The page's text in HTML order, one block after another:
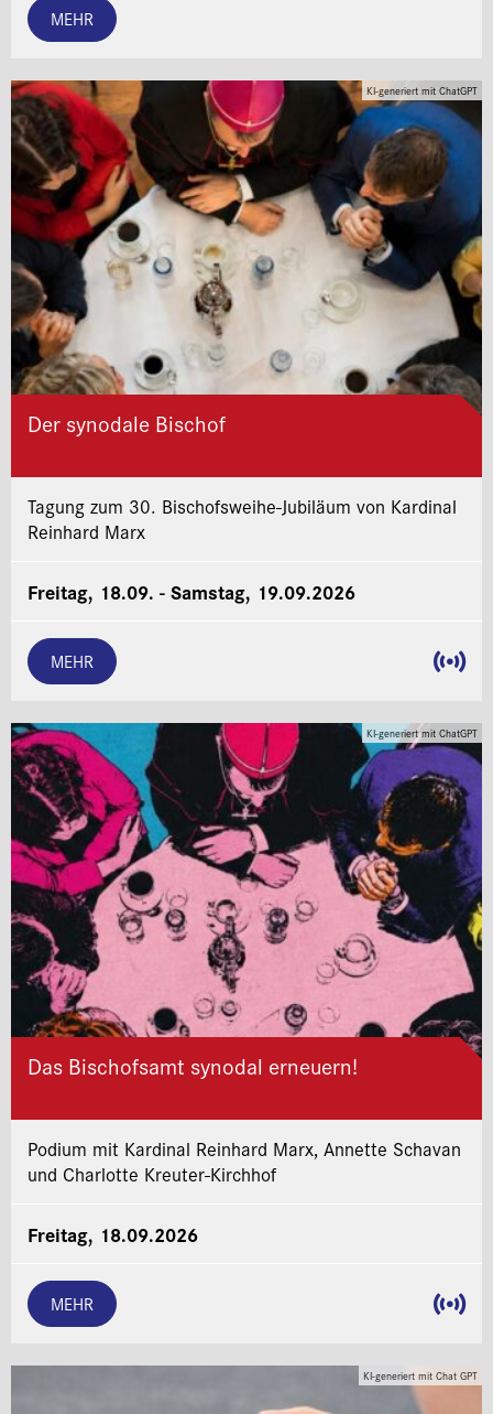
MEHR
KI-generiert mit ChatGPT
Der synodale Bischof
Tagung zum 30. Bischofsweihe-Jubiläum von Kardinal
Reinhard Marx
Freitag, 18.09. - Samstag, 19.09.2026
MEHR
KI-generiert mit ChatGPT
Das Bischofsamt synodal erneuern!
Podium mit Kardinal Reinhard Marx, Annette Schavan
und Charlotte Kreuter-Kirchhof
Freitag, 18.09.2026
MEHR
KI-generiert mit Chat GPT